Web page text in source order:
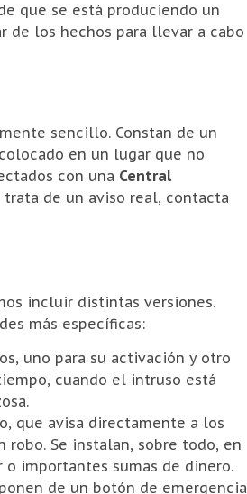
que se está produciendo un
los hechos para llevar a cabo
sencillo. Constan de un
en un lugar que no
con una Central
de un aviso real, contacta
incluir distintas versiones.
más específicas:
uno para su activación y otro
cuando el intruso está
que avisa directamente a los
robo. Se instalan, sobre todo, en
importantes sumas de dinero.
de un botón de emergencia